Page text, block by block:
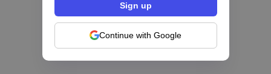
Continue with Google
Nequi iniciará operaciones como compañía
de financiamiento en Colombia desde el 1 de
septiembre
NEOBANCOS 📲